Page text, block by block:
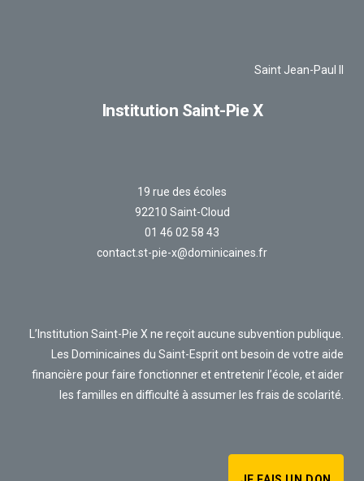
Saint Jean-Paul II
Institution Saint-Pie X
19 rue des écoles
92210 Saint-Cloud
01 46 02 58 43
contact.st-pie-x@dominicaines.fr
L’Institution Saint-Pie X ne reçoit aucune subvention publique.
Les Dominicaines du Saint-Esprit ont besoin de votre aide
financière pour faire fonctionner et entretenir l’école, et aider
les familles en difficulté à assumer les frais de scolarité.